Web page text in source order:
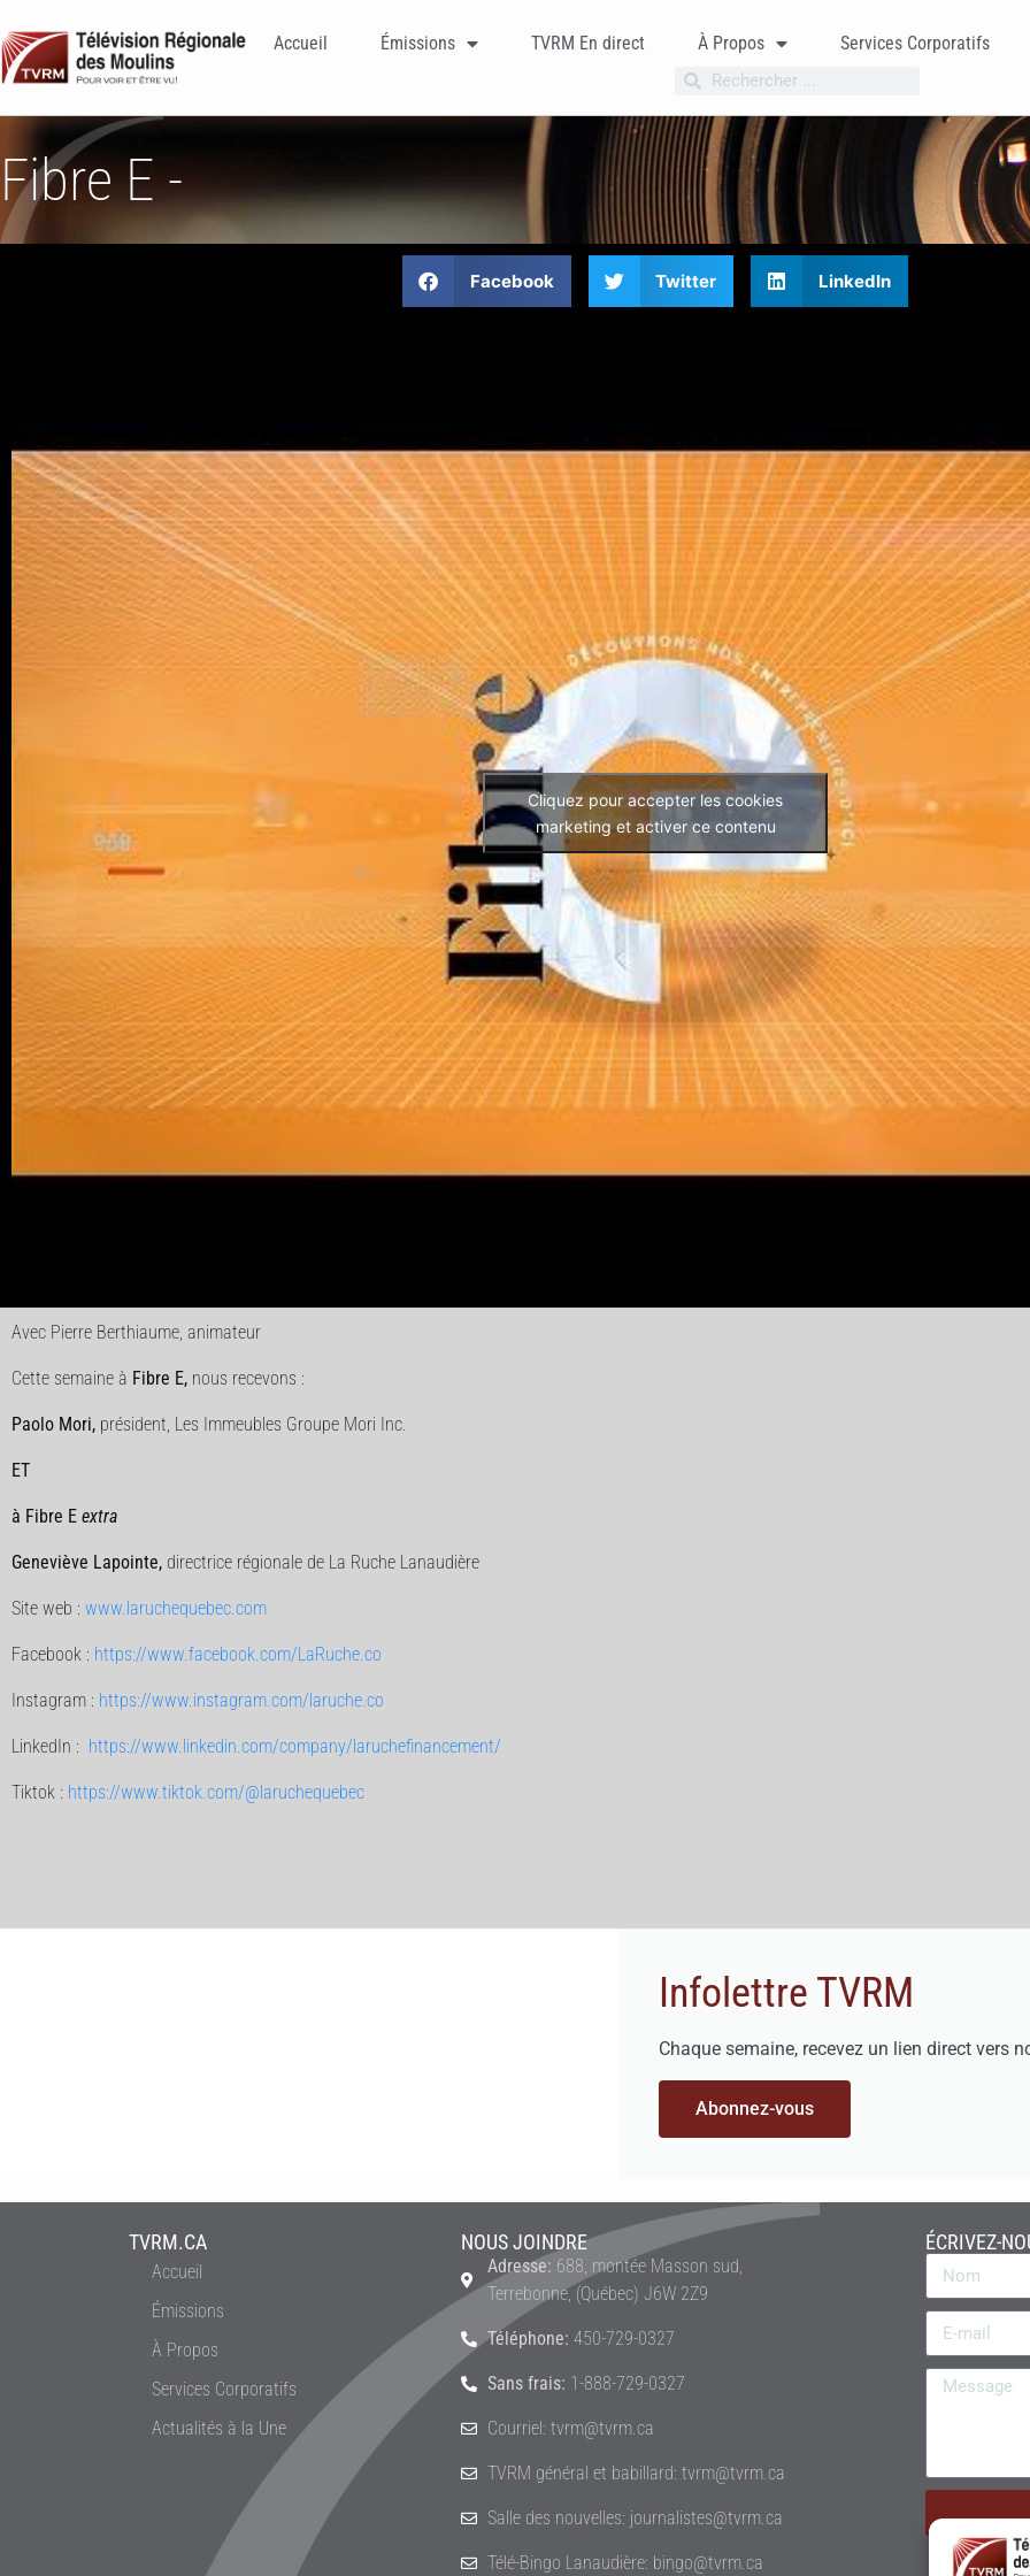
Accueil Émissions TVRM En direct À Propos Services Corporatifs
Fibre E -
Facebook Twitter LinkedIn
Cliquez pour accepter les cookies
marketing et activer ce contenu
Avec Pierre Berthiaume, animateur
Cette semaine à Fibre E, nous recevons :
Paolo Mori, président, Les Immeubles Groupe Mori Inc.
ET
à Fibre E extra
Geneviève Lapointe, directrice régionale de La Ruche Lanaudière
Site web : www.laruchequebec.com
Facebook : https://www.facebook.com/LaRuche.co
Instagram : https://www.instagram.com/laruche.co
LinkedIn : https://www.linkedin.com/company/laruchefinancement/
Tiktok : https://www.tiktok.com/@laruchequebec
Infolettre TVRM
Chaque semaine, recevez un lien direct vers
Abonnez-vous
TVRM.CA
Accueil
Émissions
À Propos
Services Corporatifs
Actualités à la Une
NOUS JOINDRE
Adresse: 688, montée Masson sud,
Terrebonne, (Québec) J6W 2Z9
Téléphone: 450-729-0327
Sans frais: 1-888-729-0327
Courriel: tvrm@tvrm.ca
TVRM général et babillard: tvrm@tvrm.ca
Salle des nouvelles: journalistes@tvrm.ca
Télé-Bingo Lanaudière: bingo@tvrm.ca
ÉCRIVEZ-